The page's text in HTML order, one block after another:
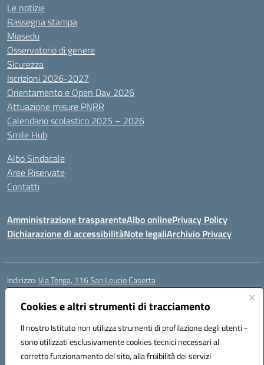
Cookies e altri strumenti di tracciamento
Il nostro Istituto non utilizza strumenti di profilazione degli utenti -
sono utilizzati esclusivamente cookies tecnici necessari al
corretto funzionamento del sito, alla fruibilità dei servizi
Le notizie
Rassegna stampa
Miasedu
Osservatorio di genere
Sicurezza
Iscrizioni 2026-2027
Orientamento e Open Day 2026
Attuazione misure PNRR
Calendario scolastico 2025 – 2026
Smile Hub
Albo Sindacale
Aree Riservate
Contatti
Amministrazione trasparenteAlbo onlinePrivacy Policy
Dichiarazione di accessibilitàNote legaliArchivio Privacy
Indirizzo:Via Tenga, 116 San Leucio Caserta
Centralino:
Posta elettronica certificata (PEC):ceis042009@pec.istruzione.it
Codice fiscale: 93098380616
Codice meccanografico:CEIS042009
Codice Indice delle Pubbliche Amministrazioni (IPA): islasleu